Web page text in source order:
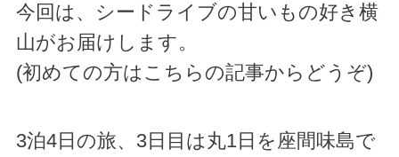
今回は、シードライブの甘いもの好き横
山がお届けします。
(初めての方はこちらの記事からどうぞ)
3泊4日の旅、3日目は丸1日を座間味島で